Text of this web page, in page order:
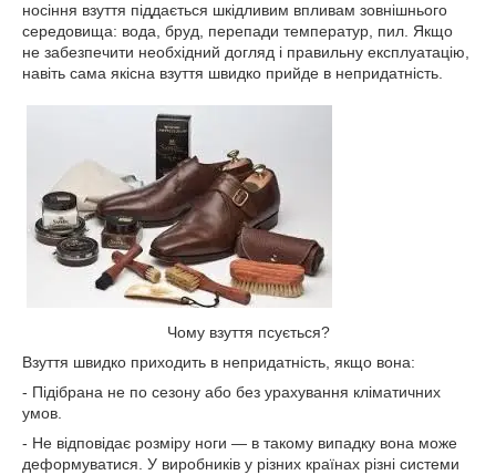
носіння взуття піддається шкідливим впливам зовнішнього
середовища: вода, бруд, перепади температур, пил. Якщо
не забезпечити необхідний догляд і правильну експлуатацію,
навіть сама якісна взуття швидко прийде в непридатність.
Чому взуття псується?
Взуття швидко приходить в непридатність, якщо вона:
- Підібрана не по сезону або без урахування кліматичних
умов.
- Не відповідає розміру ноги ― в такому випадку вона може
деформуватися. У виробників у різних країнах різні системи